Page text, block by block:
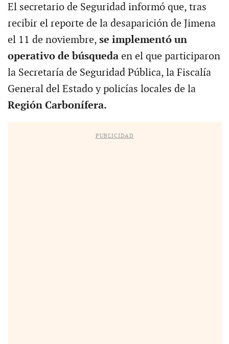
El secretario de Seguridad informó que, tras
recibir el reporte de la desaparición de Jimena
el 11 de noviembre, se implementó un
operativo de búsquedaen el que participaron
la Secretaría de Seguridad Pública, la Fiscalía
General del Estado y policías locales de la
Región Carbonífera.
PUBLICIDAD